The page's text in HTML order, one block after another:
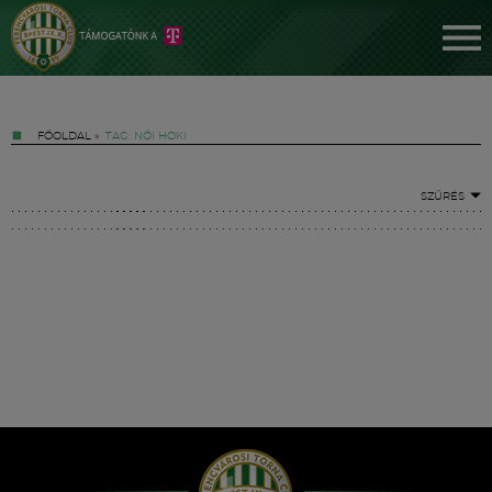
FŐOLDAL » TAG: NŐI HOKI
SZŰRÉS
Hírek